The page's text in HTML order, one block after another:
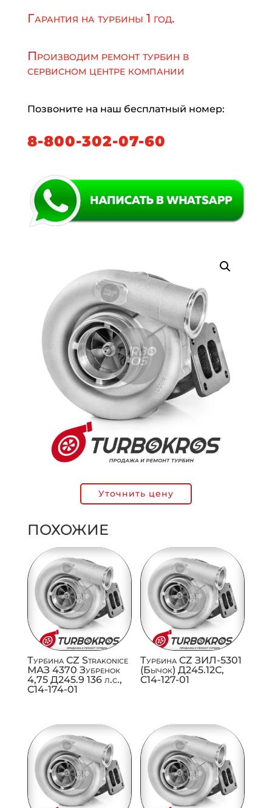
Гарантия на турбины 1 год.
Производим ремонт турбин в
сервисном центре компании
Позвоните на наш бесплатный номер:
8-800-302-07-60
Уточнить цену
ПОХОЖИЕ
Турбина CZ Strakonice
МАЗ 4370 Зубренок
4,75 Д245.9 136 л.с.,
C14-174-01
Турбина CZ ЗИЛ-5301
(Бычок) Д245.12С,
C14-127-01